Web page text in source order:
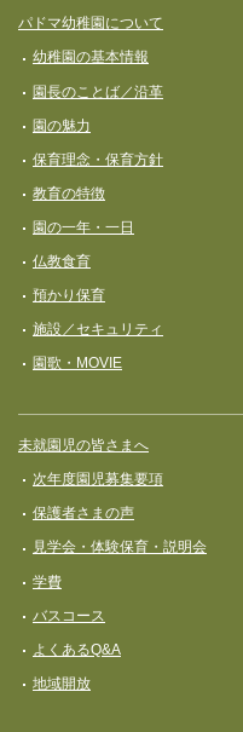
フッターコンテンツ
パドマ幼稚園について
幼稚園の基本情報
園長のことば／沿革
園の魅力
保育理念・保育⽅針
教育の特徴
園の一年・一日
仏教食育
預かり保育
施設／セキュリティ
園歌・MOVIE
未就園児の皆さまへ
次年度園児募集要項
保護者さまの声
見学会・体験保育・説明会
学費
バスコース
よくあるQ&A
地域開放